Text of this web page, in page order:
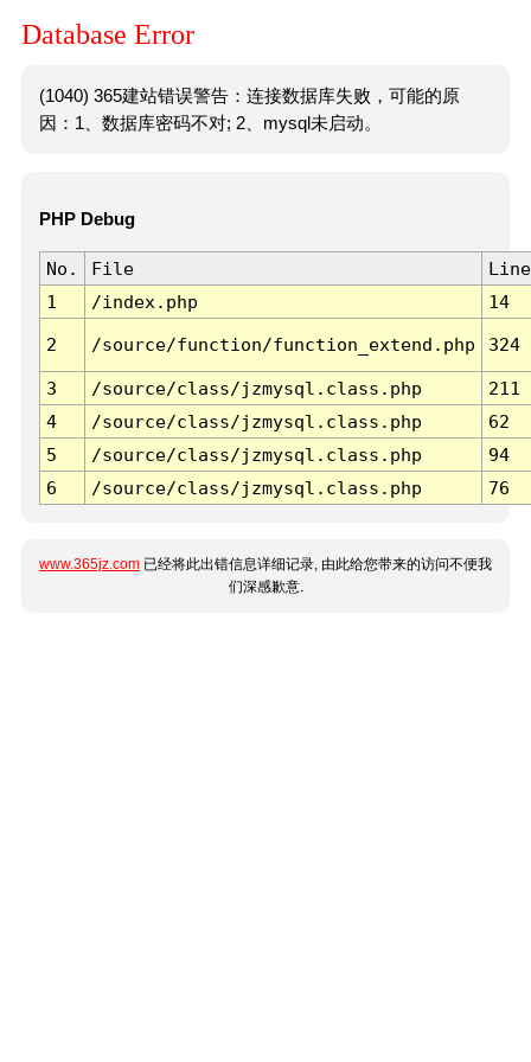
Database Error
(1040) 365建站错误警告：连接数据库失败，可能的原
因：1、数据库密码不对; 2、mysql未启动。
PHP Debug
No. File
Line
1
/index.php 14
2 /source/function/function_extend.php 324
3 /source/class/jzmysql.class.php
211
4
/source/class/jzmysql.class.php
62
5
/source/class/jzmysql.class.php
94
6
/source/class/jzmysql.class.php 76
www.365jz.com 已经将此出错信息详细记录, 由此给您带来的访问不便我
们深感歉意.